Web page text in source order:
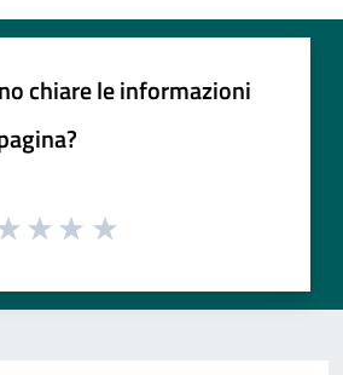
chiare le informazioni